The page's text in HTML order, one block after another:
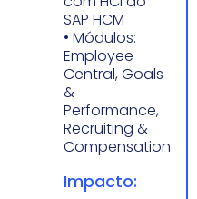
SAP HCM
• Módulos:
Employee
Central, Goals
&
Performance,
Recruiting &
Compensation
Impacto: